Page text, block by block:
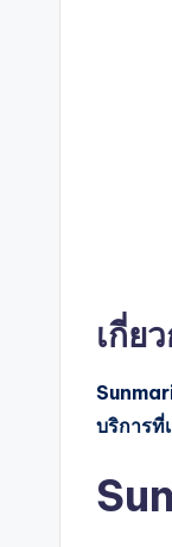
เกี่ย
บริการที่